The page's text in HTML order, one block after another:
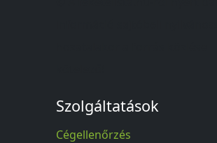
Szolgáltatások
Cégellenőrzés